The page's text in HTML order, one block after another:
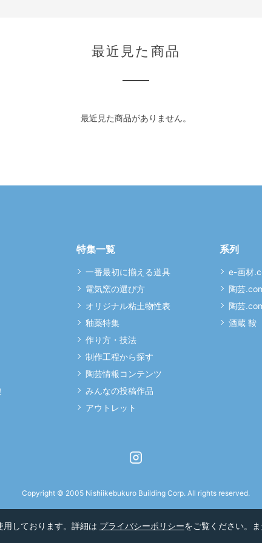
最近見た商品
最近見た商品がありません。
特集一覧
一番最初に揃える道具
電気窯の選び方
オリジナル粘土物性表
釉薬特集
作り方・技法
制作工程から探す
陶芸情報コンテンツ
みんなの投稿作品
アウトレット
系列
e-画材
陶芸
陶芸
酒蔵 鞍
Copyright © 2005 Nishiikebukuro Building Corp. All rights reserved.
しております。詳細は プライバシーポリシーをご覧ください。